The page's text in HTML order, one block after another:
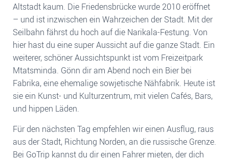
Altstadt kaum. Die Friedensbrücke wurde 2010 eröffnet
– und ist inzwischen ein Wahrzeichen der Stadt. Mit der
Seilbahn fährst du hoch auf die Narikala-Festung. Von
hier hast du eine super Aussicht auf die ganze Stadt. Ein
weiterer, schöner Aussichtspunkt ist vom Freizeitpark
Mtatsminda. Gönn dir am Abend noch ein Bier bei
Fabrika, eine ehemalige sowjetische Nähfabrik. Heute ist
sie ein Kunst- und Kulturzentrum, mit vielen Cafés, Bars,
und hippen Läden.
Für den nächsten Tag empfehlen wir einen Ausflug, raus
aus der Stadt, Richtung Norden, an die russische Grenze.
Bei GoTrip kannst du dir einen Fahrer mieten, der dich